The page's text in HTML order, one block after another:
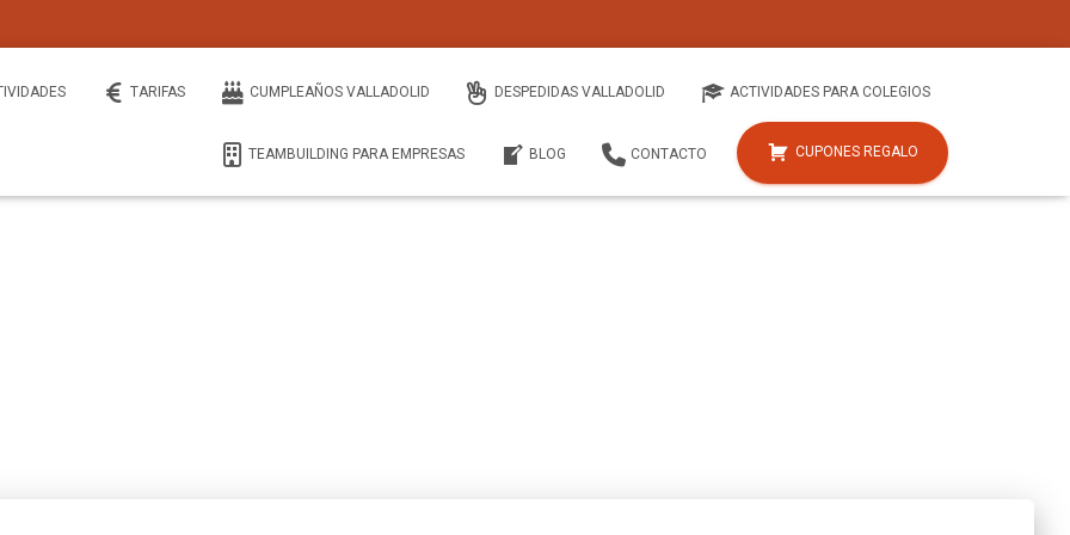
TARIFAS CUMPLEAÑOS VALLADOLID DESPEDIDAS VALLADOLID ACTIVIDADES PARA COLEGIOS
TEAMBUILDING PARA EMPRESAS BLOG CONTACTO CUPONES REGALO